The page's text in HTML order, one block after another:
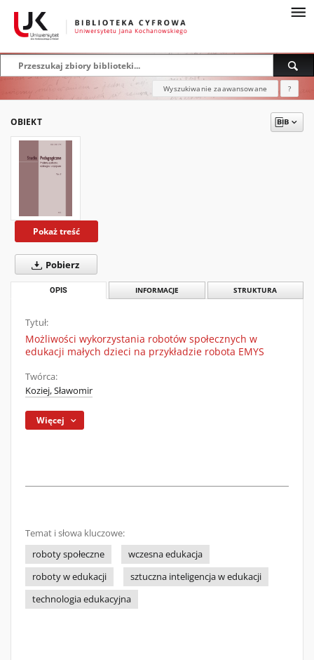
Wyszukiwanie zaawansowane ?
OBIEKT
Pokaż treść
Pobierz
OPIS INFORMACJE STRUKTURA
Tytuł:
Możliwości wykorzystania robotów społecznych w
edukacji małych dzieci na przykładzie robota EMYS
Twórca:
Koziej, Sławomir
Więcej
Temat i słowa kluczowe:
roboty społeczne
wczesna edukacja
roboty w edukacji
sztuczna inteligencja w edukacji
technologia edukacyjna